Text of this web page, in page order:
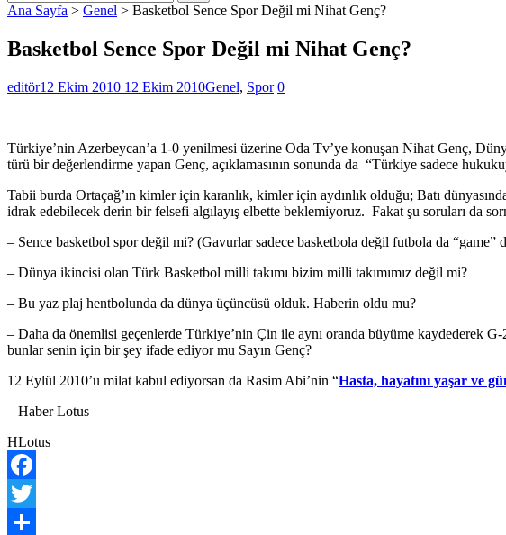
Ana Sayfa > Genel > Basketbol Sence Spor Değil mi Nihat Genç?
Basketbol Sence Spor Değil mi Nihat Genç?
editör12 Ekim 2010 12 Ekim 2010Genel, Spor 0
Türkiye’nin Azerbeycan’a 1-0 yenilmesi üzerine Oda Tv’ye konuşan Nihat Genç,
türü bir değerlendirme yapan Genç, açıklamasının sonunda da “Türkiye sadece
Tabii burda Ortaçağ’ın kimler için karanlık, kimler için aydınlık olduğu; Batı
idrak edebilecek derin bir felsefi algılayış elbette beklemiyoruz. Fakat şu soruları da
– Sence basketbol spor değil mi? (Gavurlar sadece basketbola değil futbola da “game”
– Dünya ikincisi olan Türk Basketbol milli takımı bizim milli takımımız değil mi?
– Bu yaz plaj hentbolunda da dünya üçüncüsü olduk. Haberin oldu mu?
– Daha da önemlisi geçenlerde Türkiye’nin Çin ile aynı oranda büyüme kaydederek
bunlar senin için bir şey ifade ediyor mu Sayın Genç?
12 Eylül 2010’u milat kabul ediyorsan da Rasim Abi’nin “Hasta, hayatını yaşar ve
– Haber Lotus –
HLotus
Facebook
Twitter